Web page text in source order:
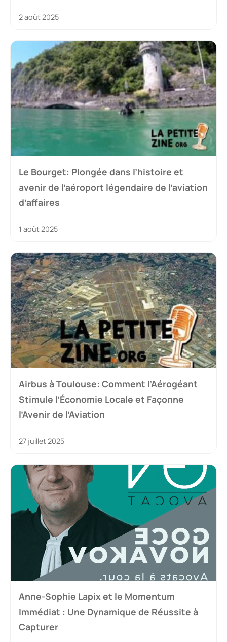
2 août 2025
Le Bourget: Plongée dans l’histoire et
avenir de l’aéroport légendaire de l’aviation
d’affaires
1 août 2025
Airbus à Toulouse: Comment l’Aérogéant
Stimule l’Économie Locale et Façonne
l’Avenir de l’Aviation
27 juillet 2025
Anne-Sophie Lapix et le Momentum
Immédiat : Une Dynamique de Réussite à
Capturer